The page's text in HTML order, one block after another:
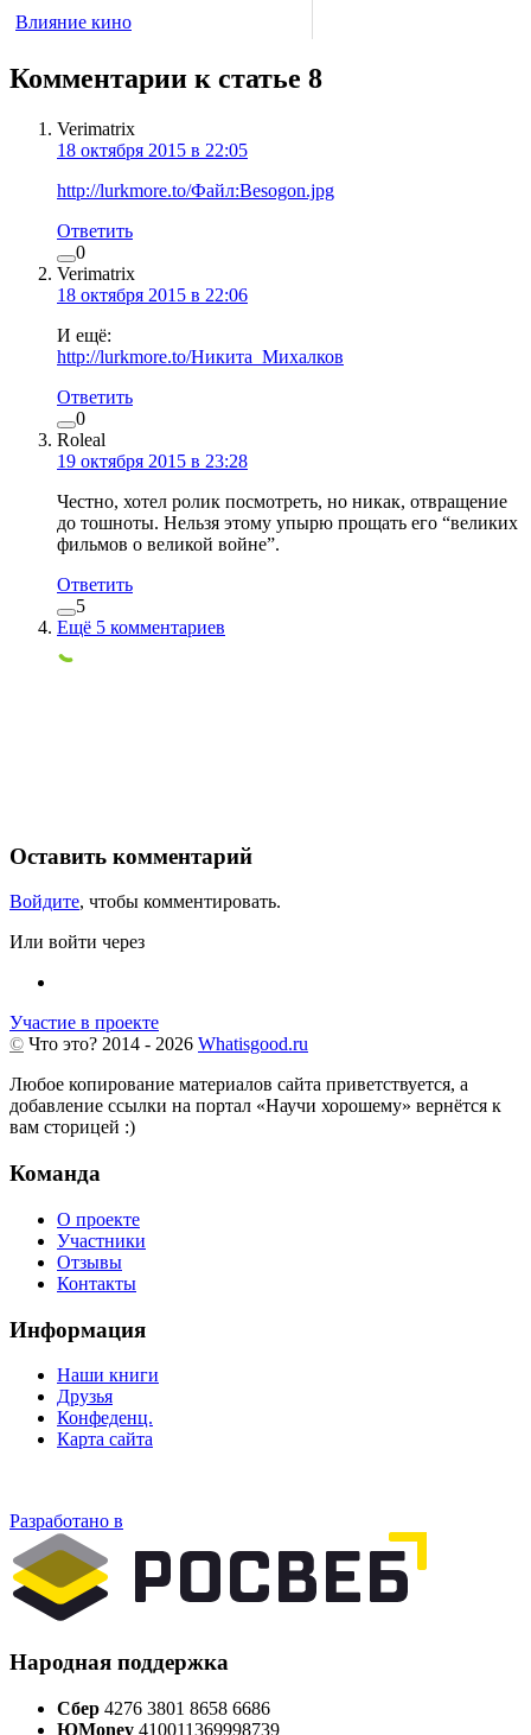
Влияние кино
Комментарии к статье 8
Verimatrix
18 октября 2015 в 22:05
http://lurkmore.to/Файл:Besogon.jpg
Ответить
0
Verimatrix
18 октября 2015 в 22:06
И ещё:
http://lurkmore.to/Никита_Михалков
Ответить
0
Roleal
19 октября 2015 в 23:28
Честно, хотел ролик посмотреть, но никак, отвращение
до тошноты. Нельзя этому упырю прощать его “великих
фильмов о великой войне”.
Ответить
5
Ещё 5 комментариев
Оставить комментарий
Войдите, чтобы комментировать.
Или войти через
Участие в проекте
© Что это? 2014 - 2026 Whatisgood.ru
Любое копирование материалов сайта приветствуется, а
добавление ссылки на портал «Научи хорошему» вернётся к
вам сторицей :)
Команда
О проекте
Участники
Отзывы
Контакты
Информация
Наши книги
Друзья
Конфеденц.
Карта сайта
Разработано в
Народная поддержка
Сбер 4276 3801 8658 6686
ЮMoney 410011369998739